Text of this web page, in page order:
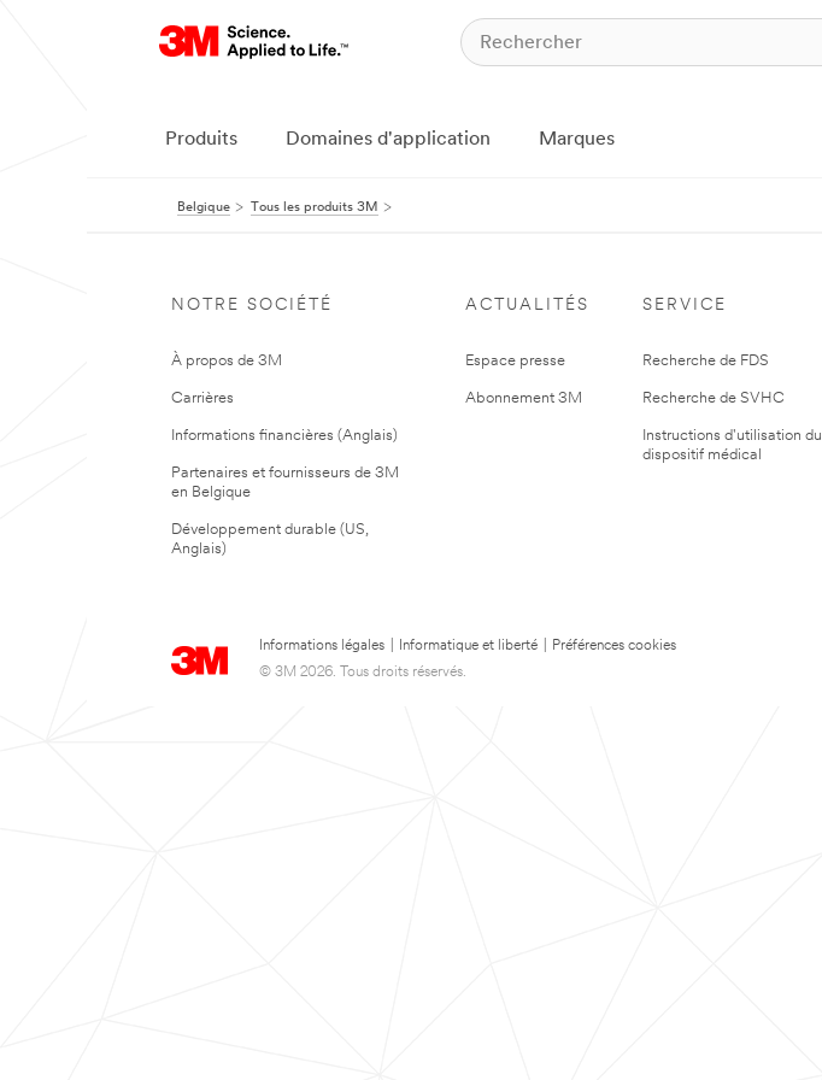
Produits Domaines d'application Marques
Belgique Tous les produits 3M
NOTRE SOCIÉTÉ
À propos de 3M
Carrières
Informations financières (Anglais)
Partenaires et fournisseurs de 3M
en Belgique
Développement durable (US,
Anglais)
ACTUALITÉS
Espace presse
Abonnement 3M
SERVICE
Recherche de FDS
Recherche de SVHC
Instructions d'utilisation du
dispositif médical
Informations légales Informatique et liberté
Préférences cookies
© 3M 2026. Tous droits réservés.